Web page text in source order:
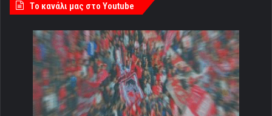
Tο κανάλι μας στο Youtube